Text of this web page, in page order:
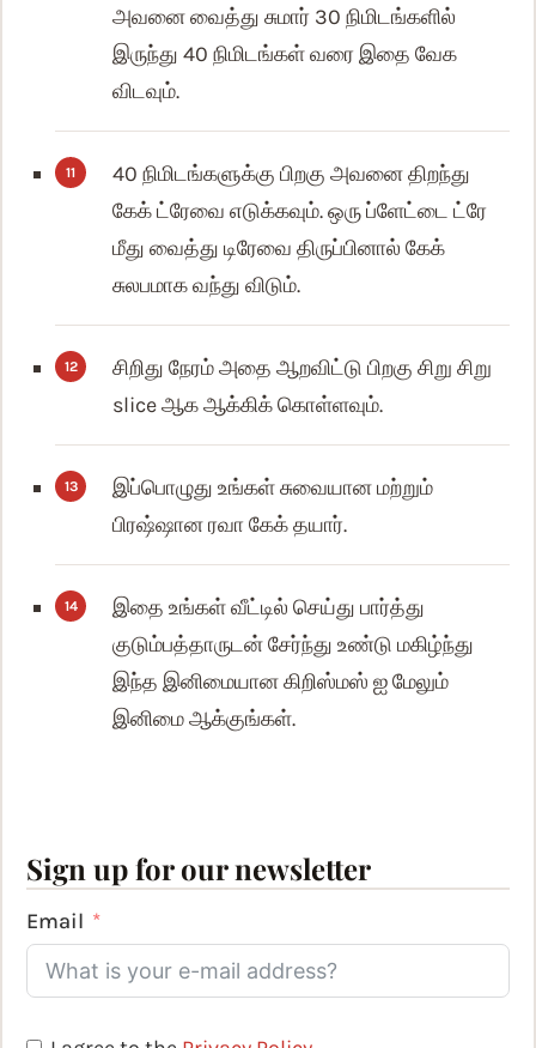
அவனை வைத்து சுமார் 30 நிமிடங்களில்
இருந்து 40 நிமிடங்கள் வரை இதை வேக
விடவும்.
40 நிமிடங்களுக்கு பிறகு அவனை திறந்து
கேக் ட்ரேவை எடுக்கவும். ஒரு ப்ளேட்டை ட்ரே
மீது வைத்து டிரேவை திருப்பினால் கேக்
சுலபமாக வந்து விடும்.
சிறிது நேரம் அதை ஆறவிட்டு பிறகு சிறு சிறு
slice ஆக ஆக்கிக் கொள்ளவும்.
இப்பொழுது உங்கள் சுவையான மற்றும்
பிரஷ்ஷான ரவா கேக் தயார்.
இதை உங்கள் வீட்டில் செய்து பார்த்து
குடும்பத்தாருடன் சேர்ந்து உண்டு மகிழ்ந்து
இந்த இனிமையான கிறிஸ்மஸ் ஐ மேலும்
இனிமை ஆக்குங்கள்.
Sign up for our newsletter
Email